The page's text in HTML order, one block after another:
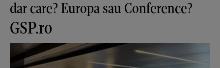
dar care? Europa sau Conference?
GSP.ro